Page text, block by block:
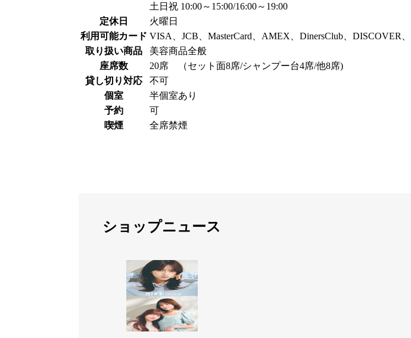
土日祝 10:00～15:00/16:00～19:00
定休日
火曜日
利用可能カード VISA、JCB、MasterCard、AMEX、DinersClub、DISCOVER
取り扱い商品
美容商品全般
座席数
20席 （セット面8席/シャンプー台4席/他8席)
貸し切り対応
不可
個室
半個室あり
予約
可
喫煙
全席禁煙
ショップニュース